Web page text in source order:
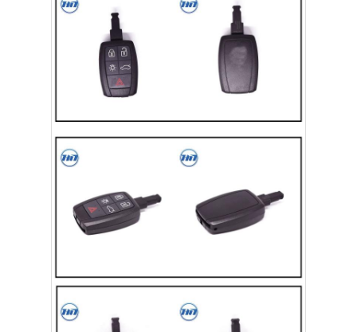
Dom
O nas